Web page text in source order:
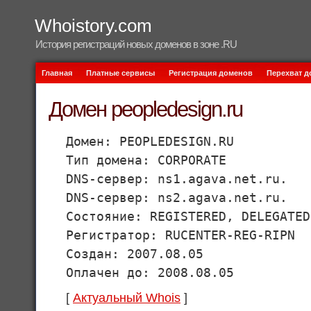
Whoistory.com
История регистраций новых доменов в зоне .RU
Главная Платные сервисы Регистрация доменов Перехват
Домен peopledesign.ru
Домен: PEOPLEDESIGN.RU
Тип домена: CORPORATE
DNS-сервер: ns1.agava.net.ru.
DNS-сервер: ns2.agava.net.ru.
Состояние: REGISTERED, DELEGATED
Регистратор: RUCENTER-REG-RIPN
Создан: 2007.08.05
Оплачен до: 2008.08.05
[ Актуальный Whois ]